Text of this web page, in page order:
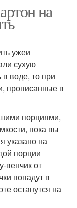
на
ужеи
сухую
в воде, то при
прописанные в
порциями,
пока вы
указано на
порции
венчик от
попадут в
останутся на